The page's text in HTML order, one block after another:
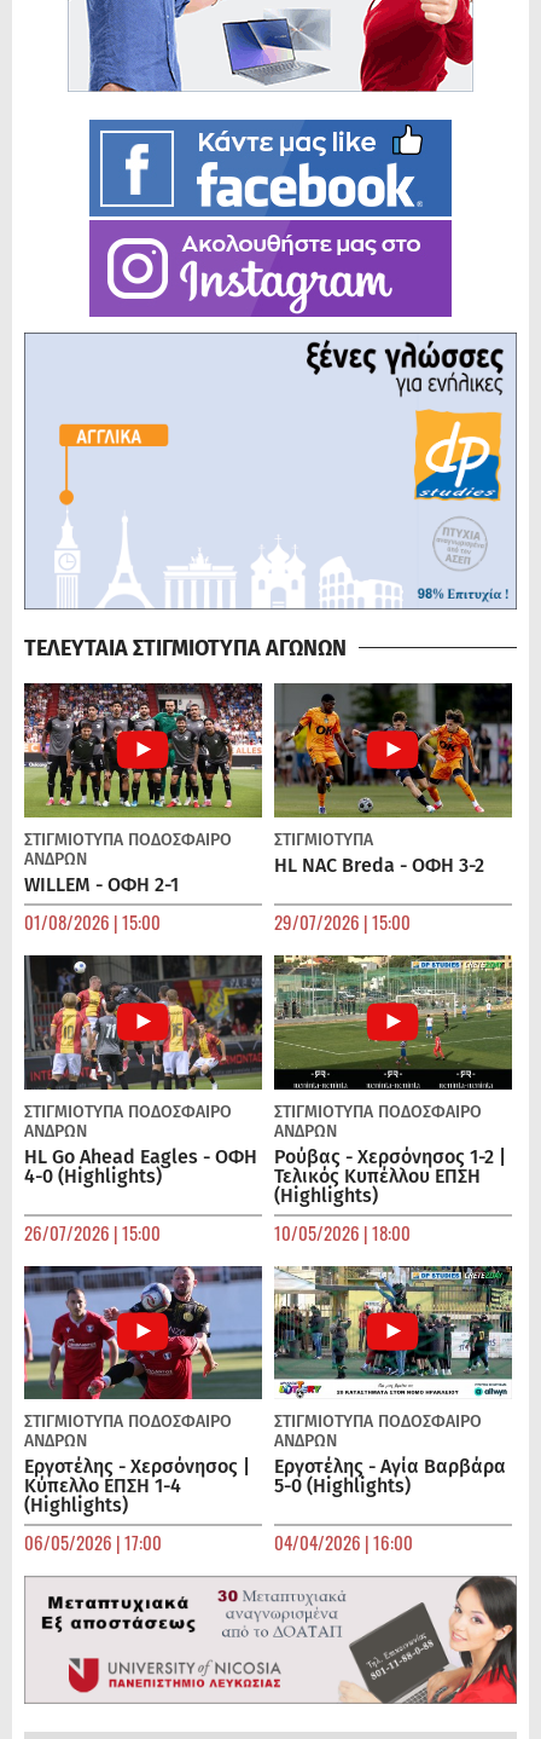
ΤΕΛΕΥΤΑΙΑ ΣΤΙΓΜΙΟΤΥΠΑ ΑΓΩΝΩΝ
ΣΤΙΓΜΙΟΤΥΠΑ ΠΟΔΌΣΦΑΙΡΟ
ΑΝΔΡΏΝ
WILLEM - ΟΦΗ 2-1
01/08/2026 | 15:00
ΣΤΙΓΜΙΟΤΥΠΑ
HL NAC Breda - ΟΦΗ 3-2
29/07/2026 | 15:00
ΣΤΙΓΜΙΟΤΥΠΑ ΠΟΔΌΣΦΑΙΡΟ
ΑΝΔΡΏΝ
HL Go Ahead Eagles - ΟΦΗ
4-0 (Highlights)
26/07/2026 | 15:00
ΣΤΙΓΜΙΟΤΥΠΑ ΠΟΔΌΣΦΑΙΡΟ
ΑΝΔΡΏΝ
Ρούβας - Χερσόνησος 1-2 |
Τελικός Κυπέλλου ΕΠΣΗ
(Highlights)
10/05/2026 | 18:00
ΣΤΙΓΜΙΟΤΥΠΑ ΠΟΔΌΣΦΑΙΡΟ
ΑΝΔΡΏΝ
Εργοτέλης - Χερσόνησος |
Κύπελλο ΕΠΣΗ 1-4
(Highlights)
06/05/2026 | 17:00
ΣΤΙΓΜΙΟΤΥΠΑ ΠΟΔΌΣΦΑΙΡΟ
ΑΝΔΡΏΝ
Εργοτέλης - Αγία Βαρβάρα
5-0 (Highlights)
04/04/2026 | 16:00